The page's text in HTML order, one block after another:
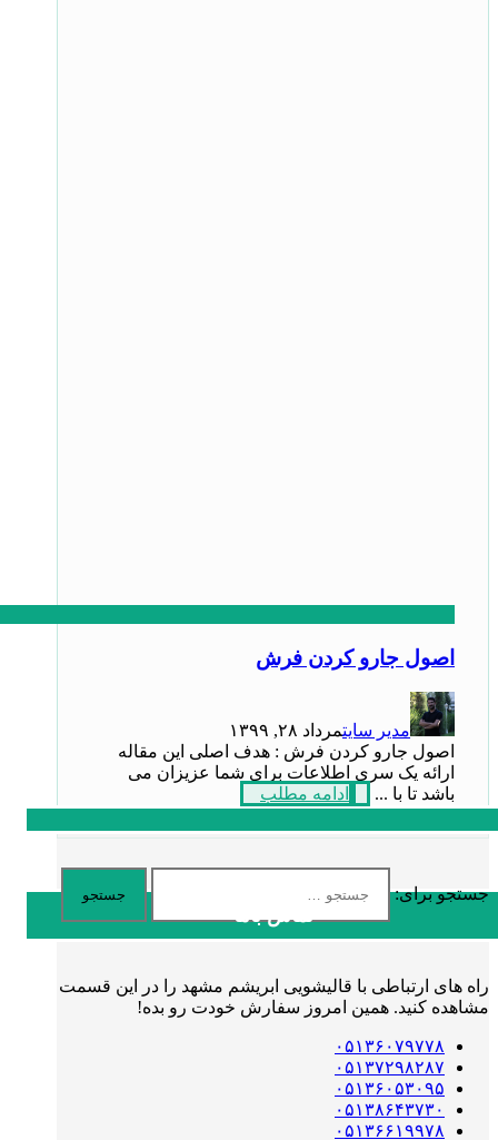
اصول جارو کردن فرش
مدیر سایتمرداد ۲۸, ۱۳۹۹
اصول جارو کردن فرش : هدف اصلی این مقاله
ارائه یک سری اطلاعات برای شما عزیزان می
باشد تا با ...
ادامه مطلب
جستجو برای:
تماس باما
راه های ارتباطی با قالیشویی ابریشم مشهد را در این قسمت
مشاهده کنید. همین امروز سفارش خودت رو بده!
۰۵۱۳۶۰۷۹۷۷۸
۰۵۱۳۷۲۹۸۲۸۷
۰۵۱۳۶۰۵۳۰۹۵
۰۵۱۳۸۶۴۳۷۳۰
۰۵۱۳۶۶۱۹۹۷۸